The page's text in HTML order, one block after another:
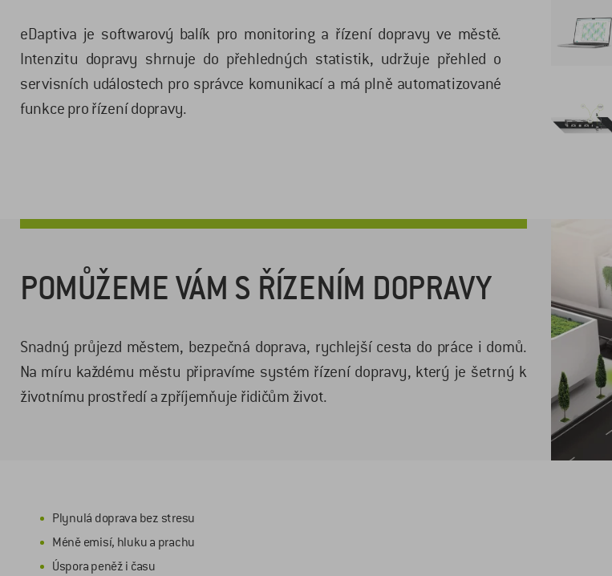
eDaptiva je softwarový balík pro monitoring a řízení dopravy ve městě.
Intenzitu dopravy shrnuje do přehledných statistik, udržuje přehled o
servisních událostech pro správce komunikací a má plně automatizované
funkce pro řízení dopravy.
POMŮŽEME VÁM S ŘÍZENÍM DOPRAVY
Snadný průjezd městem, bezpečná doprava, rychlejší cesta do práce i domů.
Na míru každému městu připravíme systém řízení dopravy, který je šetrný k
životnímu prostředí a zpříjemňuje řidičům život.
Plynulá doprava bez stresu
Méně emisí, hluku a prachu
Úspora peněž i času